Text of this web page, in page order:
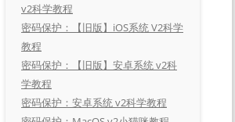
v2科学教程
密码保护：【旧版】iOS系统 V2科学
教程
密码保护：【旧版】安卓系统 v2科
学教程
密码保护：安卓系统 v2科学教程